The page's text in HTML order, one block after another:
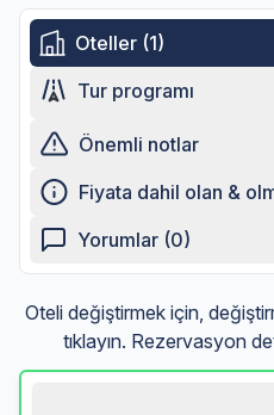
Oteller (1)
Tur programı
Önemli notlar
Fiyata dahil olan &
Yorumlar (0)
Oteli değiştirmek için,
tıklayın. Rezervasyon